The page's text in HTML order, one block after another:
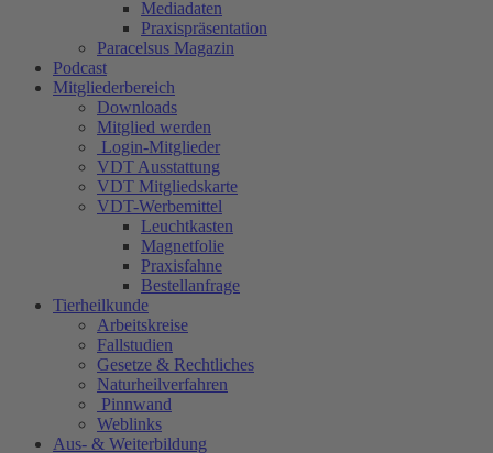
Mediadaten
Praxispräsentation
Paracelsus Magazin
Podcast
Mitgliederbereich
Downloads
Mitglied werden
Login-Mitglieder
VDT Ausstattung
VDT Mitgliedskarte
VDT-Werbemittel
Leuchtkasten
Magnetfolie
Praxisfahne
Bestellanfrage
Tierheilkunde
Arbeitskreise
Fallstudien
Gesetze & Rechtliches
Naturheilverfahren
Pinnwand
Weblinks
Aus- & Weiterbildung